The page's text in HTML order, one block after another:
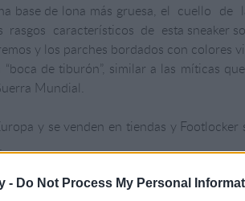
- Do Not Process My Personal
base de lona más gruesa, el cuello de
rasgos característicos de esta sneaker
y los parches bordados con colores
de tiburón”, similar a las míticas
Mundial.
y se venden en tiendas y Footlocker